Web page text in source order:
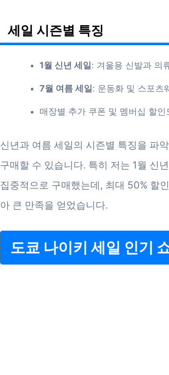
세일 시즌별 특징
1월 신년 세일: 겨울용 신발과 의
7월 여름 세일: 운동화 및 스포츠
매장별 추가 쿠폰 및 멤버십 할인
신년과 여름 세일의 시즌별 특징을 파
구매할 수 있습니다. 특히 저는 1월 신
집중적으로 구매했는데, 최대 50% 할
아 큰 만족을 얻었습니다.
도쿄 나이키 세일 인기